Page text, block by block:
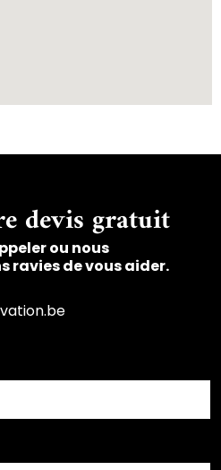
devis gratuit
ou nous
ravies de vous aider.